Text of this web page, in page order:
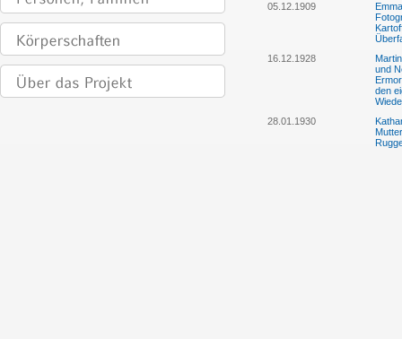
05.12.1909
16.12.1928
und
den
28.01.1930